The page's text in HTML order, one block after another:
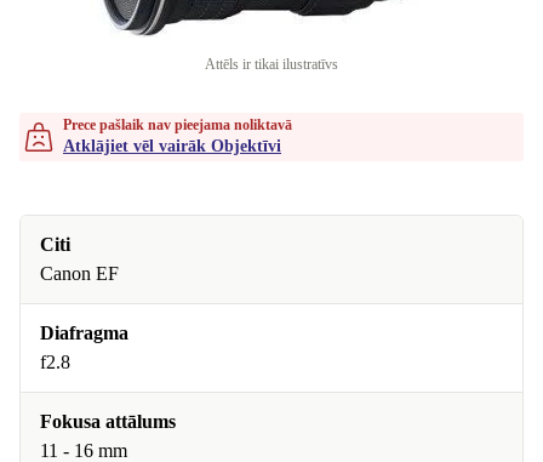
Attēls ir tikai ilustratīvs
Prece pašlaik nav pieejama noliktavā
Atklājiet vēl vairāk Objektīvi
Citi
Canon EF
Diafragma
f2.8
Fokusa attālums
11 - 16 mm